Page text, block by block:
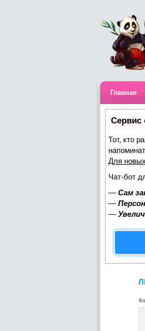
Главная
Сервис
Тот, кто
Для
Чат-бот
— Сам
—
—